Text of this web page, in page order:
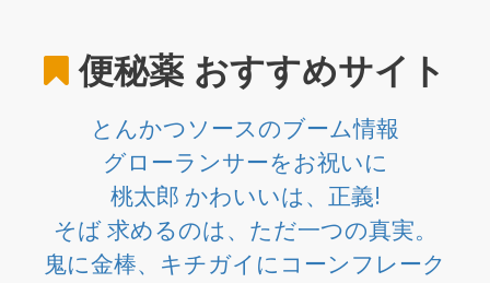
便秘薬 おすすめサイト
とんかつソースのブーム情報
グローランサーをお祝いに
桃太郎 かわいいは、正義!
そば 求めるのは、ただ一つの真実。
鬼に金棒、キチガイにコーンフレーク